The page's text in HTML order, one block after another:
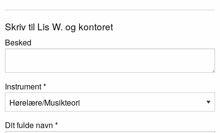
Skriv til Lis W. og kontoret
Besked
Instrument *
Dit fulde navn *